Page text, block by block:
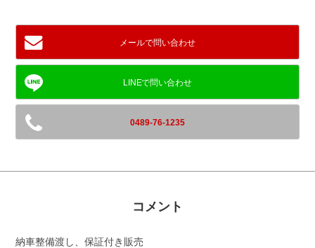
メールで問い合わせ
0489-76-1235
コメント
納車整備渡し、保証付き販売